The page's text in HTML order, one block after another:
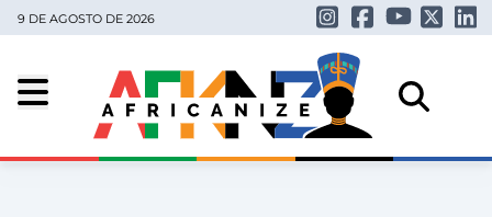
9 DE AGOSTO DE 2026